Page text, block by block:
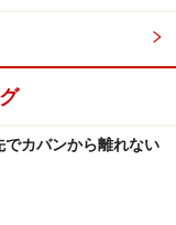
カバンから離れない